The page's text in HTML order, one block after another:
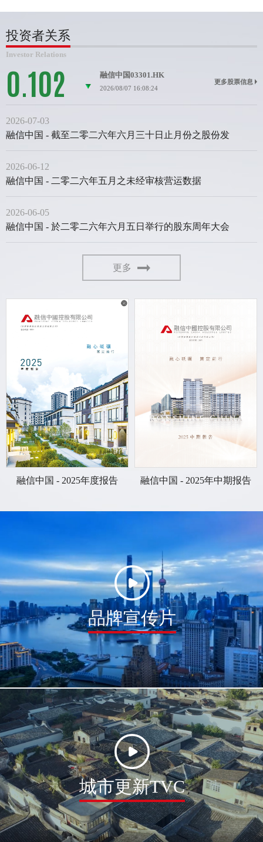
投资者关系
Investor Relations
0.102 融信中国03301.HK
2026/08/07 16:08:24
更多股票信息
2026-07-03
融信中国 - 截至二零二六年六月三十日止月份之股份发
2026-06-12
融信中国 - 二零二六年五月之未经审核营运数据
2026-06-05
融信中国 - 於二零二六年六月五日举行的股东周年大会
更多
融信中国 - 2025年度报告 融信中国 - 2025年中期报告
品牌宣传片
城市更新TVC